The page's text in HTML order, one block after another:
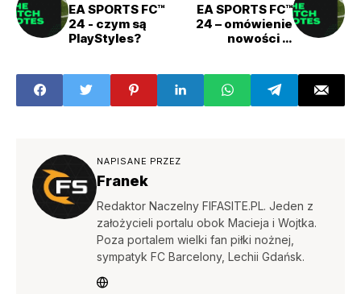
EA SPORTS FC™
24 - czym są
PlayStyles?
EA SPORTS FC™
24 – omówienie
nowości w
NAPISANE PRZEZ
Franek
Redaktor Naczelny FIFASITE.PL. Jeden z
założycieli portalu obok Macieja i Wojtka.
Poza portalem wielki fan piłki nożnej,
sympatyk FC Barcelony, Lechii Gdańsk.